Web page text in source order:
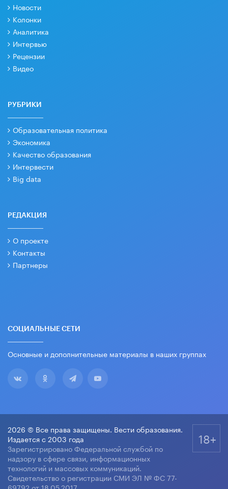
Новости
Колонки
Аналитика
Интервью
Рецензии
Видео
РУБРИКИ
Образовательная политика
Экономика
Качество образования
Интервести
Big data
РЕДАКЦИЯ
О проекте
Контакты
Партнеры
СОЦИАЛЬНЫЕ СЕТИ
Основные и дополнительные материалы в наших группах
2026 © Все права защищены. Вести образования.
Издается с 2003 года
Зарегистрировано Федеральной службой по
надзору в сфере связи, информационных
технологий и массовых коммуникаций.
Свидетельство о регистрации СМИ ЭЛ № ФС 77-
69792 от 18.05.2017
18+